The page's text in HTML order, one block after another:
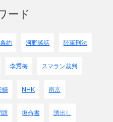
ード
約 河野談話 陸軍刑法
李秀梅 スマラン裁判
婦 NHK 南京
題 復命書 誘出し